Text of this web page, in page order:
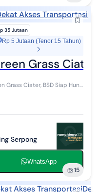
Akses Transportasi
35 Jutaan
Rp 5 Jutaan (Tenor 15 Tahun)
Grass
Grass Ciater, BSD Siap Huni
Serpong
WhatsApp
15
Akses Transportasi